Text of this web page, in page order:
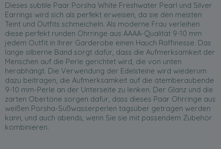
Dieses subtile Paar Porsha White Freshwater Pearl und Silver
Earrings wird sich als perfekt erweisen, da sie den meisten
Teint und Outfits schmeicheln. Als moderne Frau verleihen
diese perfekt runden Ohrringe aus AAAA-Qualität 9-10 mm
jedem Outfit in Ihrer Garderobe einen Hauch Raffinesse. Das
lange silberne Band sorgt dafür, dass die Aufmerksamkeit der
Menschen auf die Perle gerichtet wird, die von unten
herabhängt. Die Verwendung der Edelsteine wird wiederum
dazu beitragen, die Aufmerksamkeit auf die atemberaubende
9-10 mm-Perle an der Unterseite zu lenken. Der Glanz und die
zarten Obertöne sorgen dafür, dass dieses Paar Ohrringe aus
weißen Porsha-Süßwasserperlen tagsüber getragen werden
kann, und auch abends, wenn Sie sie mit passendem Zubehör
kombinieren.